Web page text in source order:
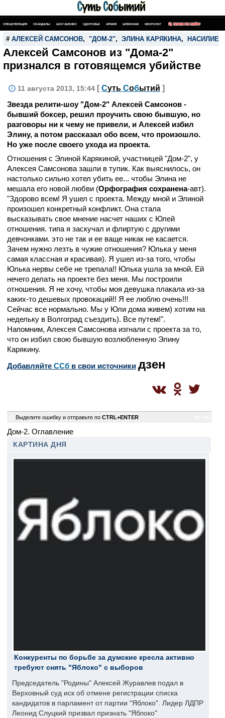
СПЕЦОПЕРАЦИЯ СКАНДАЛЫ ШОУ-БИЗНЕС ЗДОРОВЬЕ АРМИЯ ШПИОНАЖ НЕКРОЛОГ ПОИСК ПО САЙТУ
# АЛЕКСЕЙ САМСОНОВ, "ДОМ-2", ЭЛИНА КАРЯКИНА, НАСИЛИЕ
Алексей Самсонов из "Дома-2"
признался в готовящемся убийстве
11 августа 2013, 15:44 [ Суть Событий ]
Звезда релити-шоу "Дом-2" Алексей Самсонов -
бывший боксер, решил проучить свою бывшую, но
разговоры ни к чему не привели, и Алексей избил
Элину, а потом рассказал обо всем, что произошло.
Но уже после своего ухода из проекта.
Отношения с Элиной Карякиной, участницей "Дом-2", у
Алексея Самсонова зашли в тупик. Как выяснилось, он
настолько сильно хотел убить ее... чтобы Элина не
мешала его новой любви (Орфография сохранена-авт).
"Здорово всем! Я ушел с проекта. Между мной и Элиной
произошел конкретный конфликт. Она стала
высказывать свое мнение насчет наших с Юлей
отношения. типа я заскучал и флиртую с другими
девчонками. это не так и ее ваще никак не касается.
Зачем нужно лезть в чужие отношения? Юлька у меня
самая классная и красивая). Я ушел из-за того, чтобы
Юлька нервы себе не трепала!! Юлька ушла за мной. Ей
нечего делать на проекте без меня. Мы построили
отношения. Я не хочу, чтобы моя девушка плакала из-за
каких-то дешевых провокаций!! Я ее люблю очень!!!
Сейчас все нормально. Мы у Юли дома живем) хотим на
недельку в Волгоград съездить). Все путем!".
Напомним, Алексея Самсонова изгнали с проекта за то,
что он избил свою бывшую возлюбленную Элину
Карякину.
Добавляйте CСб в свои источники дзен
Выделите ошибку и отправьте по CTRL+ENTER
Дом-2. Оглавление
КАРТИНА ДНЯ
Конкуренты по борьбе за думские кресла активно
требуют снять "Яблоко" с выборов
Председатель "Родины" Алексей Журавлев подал в
Верховный суд иск об отмене регистрации списка
кандидатов в парламент от партии "Яблоко". Лидер ЛДПР
Леонид Слуцкий призвал признать "Яблоко"